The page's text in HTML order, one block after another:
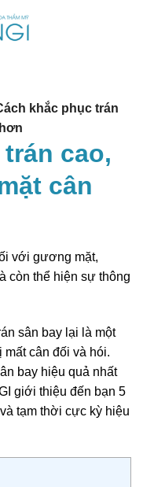
khắc phục trán
cao,
cân
với gương mặt,
còn thể hiện sự thông
sân bay lại là một
mất cân đối và hói.
bay hiệu quả nhất
giới thiệu đến bạn 5
tạm thời cực kỳ hiệu